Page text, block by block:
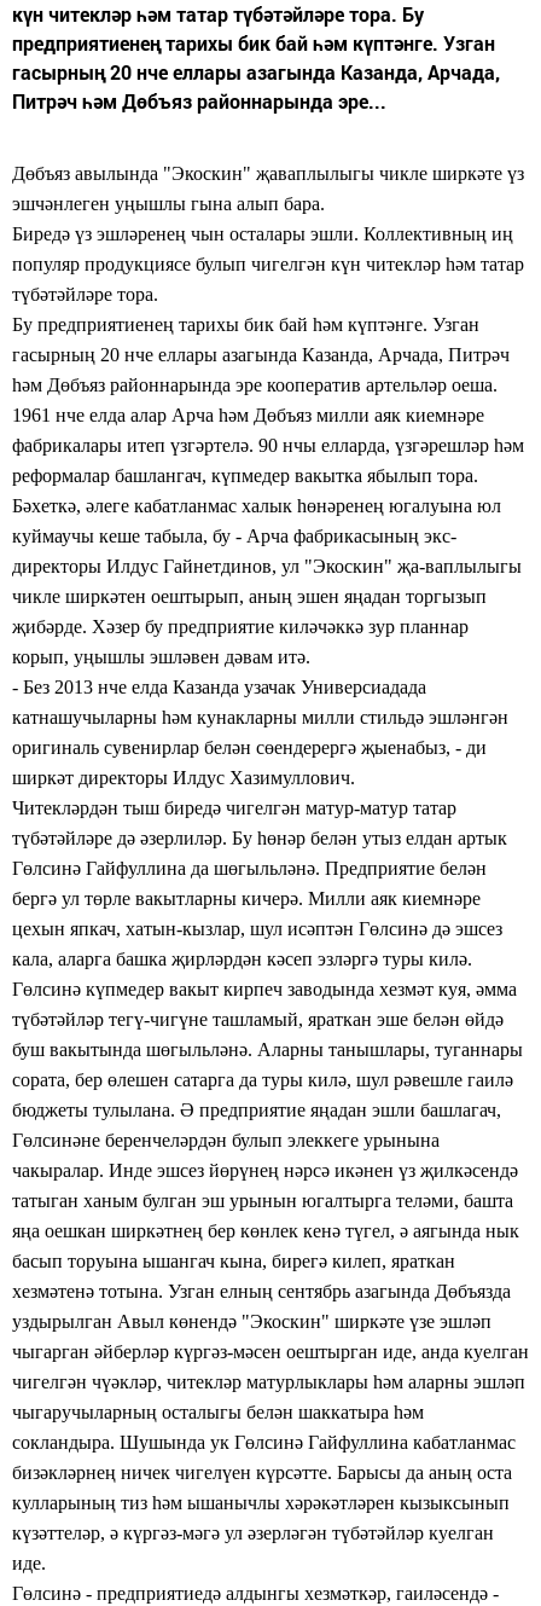
күн читекләр һәм татар түбәтәйләре тора. Бу
предприятиенең тарихы бик бай һәм күптәнге. Узган
гасырның 20 нче еллары азагында Казанда, Арчада,
Питрәч һәм Дөбъяз районнарында эре...
Дөбъяз авылында "Экоскин" җаваплылыгы чикле ширкәте үз
эшчәнлеген уңышлы гына алып бара.
Биредә үз эшләренең чын осталары эшли. Коллективның иң
популяр продукциясе булып чигелгән күн читекләр һәм татар
түбәтәйләре тора.
Бу предприятиенең тарихы бик бай һәм күптәнге. Узган
гасырның 20 нче еллары азагында Казанда, Арчада, Питрәч
һәм Дөбъяз районнарында эре кооператив артельләр оеша.
1961 нче елда алар Арча һәм Дөбъяз милли аяк киемнәре
фабрикалары итеп үзгәртелә. 90 нчы елларда, үзгәрешләр һәм
реформалар башлангач, күпмедер вакытка ябылып тора.
Бәхеткә, әлеге кабатланмас халык һөнәренең югалуына юл
куймаучы кеше табыла, бу - Арча фабрикасының экс-
директоры Илдус Гайнетдинов, ул "Экоскин" җа-ваплылыгы
чикле ширкәтен оештырып, аның эшен яңадан торгызып
җибәрде. Хәзер бу предприятие киләчәккә зур планнар
корып, уңышлы эшләвен дәвам итә.
- Без 2013 нче елда Казанда узачак Универсиадада
катнашучыларны һәм кунакларны милли стильдә эшләнгән
оригиналь сувенирлар белән сөендерергә җыенабыз, - ди
ширкәт директоры Илдус Хазимуллович.
Читекләрдән тыш биредә чигелгән матур-матур татар
түбәтәйләре дә әзерлиләр. Бу һөнәр белән утыз елдан артык
Гөлсинә Гайфуллина да шөгыльләнә. Предприятие белән
бергә ул төрле вакытларны кичерә. Милли аяк киемнәре
цехын япкач, хатын-кызлар, шул исәптән Гөлсинә дә эшсез
кала, аларга башка җирләрдән кәсеп эзләргә туры килә.
Гөлсинә күпмедер вакыт кирпеч заводында хезмәт куя, әмма
түбәтәйләр тегү-чигүне ташламый, яраткан эше белән өйдә
буш вакытында шөгыльләнә. Аларны танышлары, туганнары
сората, бер өлешен сатарга да туры килә, шул рәвешле гаилә
бюджеты тулылана. Ә предприятие яңадан эшли башлагач,
Гөлсинәне беренчеләрдән булып элеккеге урынына
чакыралар. Инде эшсез йөрүнең нәрсә икәнен үз җилкәсендә
татыган ханым булган эш урынын югалтырга теләми, башта
яңа оешкан ширкәтнең бер көнлек кенә түгел, ә аягында нык
басып торуына ышангач кына, бирегә килеп, яраткан
хезмәтенә тотына. Узган елның сентябрь азагында Дөбъязда
уздырылган Авыл көнендә "Экоскин" ширкәте үзе эшләп
чыгарган әйберләр күргәз-мәсен оештырган иде, анда куелган
чигелгән чүәкләр, читекләр матурлыклары һәм аларны эшләп
чыгаручыларның осталыгы белән шаккатыра һәм
сокландыра. Шушында ук Гөлсинә Гайфуллина кабатланмас
бизәкләрнең ничек чигелүен күрсәтте. Барысы да аның оста
кулларының тиз һәм ышанычлы хәрәкәтләрен кызыксынып
күзәттеләр, ә күргәз-мәгә ул әзерләгән түбәтәйләр куелган
иде.
Гөлсинә - предприятиедә алдынгы хезмәткәр, гаиләсендә -